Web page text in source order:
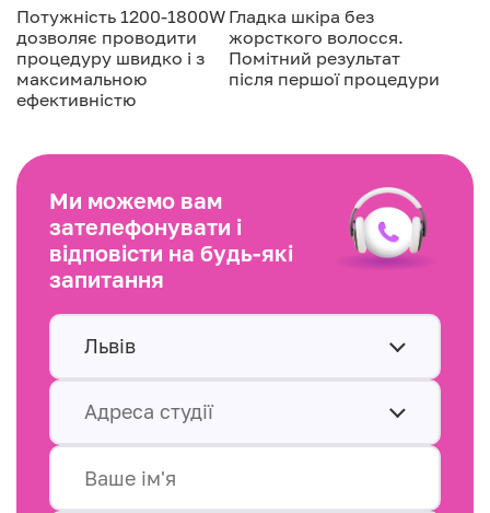
Потужність 1200-1800W
дозволяє проводити
процедуру швидко і з
максимальною
ефективністю
Гладка шкіра без
жорсткого волосся.
Помітний результат
після першої процедури
Ми можемо вам
зателефонувати і
відповісти на будь-які
запитання
Львів
Адреса студії